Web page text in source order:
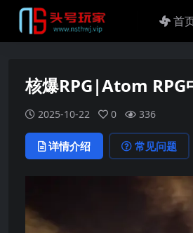
首
核爆RPG|Atom RPG
2025-10-22 0 336
详情介绍 常见问题